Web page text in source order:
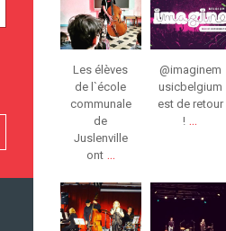
Mar 8
Les élèves
de l`école
communale
de
Juslenville
ont ...
Mar 3
@imaginem
usicbelgium
est de retour
! ...
jeunessesmusical
eslg
Mar 9
jeunessesmusical
Fév 26